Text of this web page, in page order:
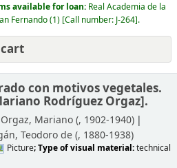
available for loan: Real Academia de la
Fernando(1) Call number: J-264 .
con motivos vegetales.
Rodríguez Orgaz].
Mariano (, 1902-1940)
Teodoro de (, 1880-1938)
Picture; Type of visual material:technical